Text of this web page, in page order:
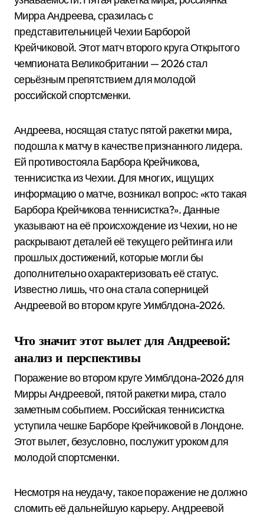
Мирра Андреева, сразилась с
представительницей Чехии Барборой
Крейчиковой. Этот матч второго круга Открытого
чемпионата Великобритании — 2026 стал
серьёзным препятствием для молодой
российской спортсменки.
Андреева, носящая статус пятой ракетки мира,
подошла к матчу в качестве признанного лидера.
Ей противостояла Барбора Крейчикова,
теннисистка из Чехии. Для многих, ищущих
информацию о матче, возникал вопрос: «кто такая
Барбора Крейчикова теннисистка?». Данные
указывают на её происхождение из Чехии, но не
раскрывают деталей её текущего рейтинга или
прошлых достижений, которые могли бы
дополнительно охарактеризовать её статус.
Известно лишь, что она стала соперницей
Андреевой во втором круге Уимблдона-2026.
Что значит этот вылет для Андреевой:
анализ и перспективы
Поражение во втором круге Уимблдона-2026 для
Мирры Андреевой, пятой ракетки мира, стало
заметным событием. Российская теннисистка
уступила чешке Барборе Крейчиковой в Лондоне.
Этот вылет, безусловно, послужит уроком для
молодой спортсменки.
Несмотря на неудачу, такое поражение не должно
сломить её дальнейшую карьеру. Андреевой